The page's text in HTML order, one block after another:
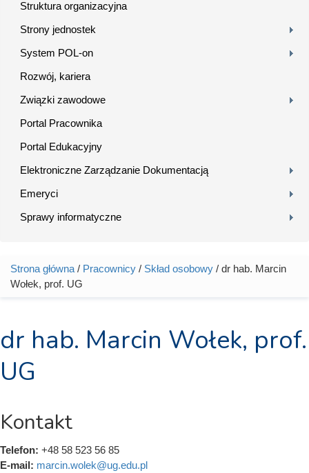
Struktura organizacyjna
Strony jednostek
System POL-on
Rozwój, kariera
Związki zawodowe
Portal Pracownika
Portal Edukacyjny
Elektroniczne Zarządzanie Dokumentacją
Emeryci
Sprawy informatyczne
Jesteś tutaj
Strona główna / Pracownicy / Skład osobowy / dr hab. Marcin
Wołek, prof. UG
dr hab. Marcin Wołek, prof.
UG
Kontakt
Telefon: +48 58 523 56 85
E-mail: marcin.wolek@ug.edu.pl